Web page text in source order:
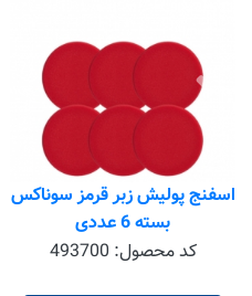
اسفنج پولیش زبر قرمز سوناکس
بسته 6 عددی
کد محصول: 493700